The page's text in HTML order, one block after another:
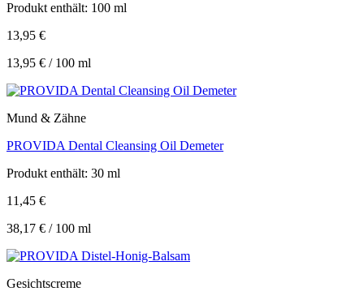
Produkt enthält: 100 ml
13,95 €
13,95 € / 100 ml
Mund & Zähne
PROVIDA Dental Cleansing Oil Demeter
Produkt enthält: 30 ml
11,45 €
38,17 € / 100 ml
Gesichtscreme